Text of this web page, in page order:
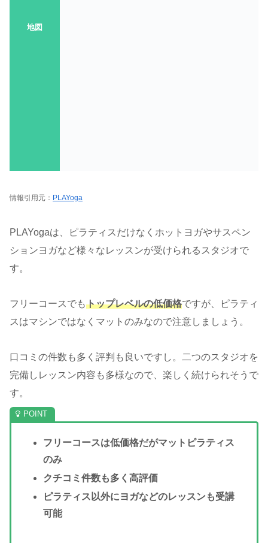
地図
情報引用元： PLAYoga
PLAYogaは、ピラティスだけなくホットヨガやサスペン
ションヨガなど様々なレッスンが受けられるスタジオで
す。
フリーコースでもトップレベルの低価格ですが、ピラティ
スはマシンではなくマットのみなので注意しましょう。
口コミの件数も多く評判も良いですし。二つのスタジオを
完備しレッスン内容も多様なので、楽しく続けられそうで
す。
フリーコースは低価格だがマットピラティス
のみ
クチコミ件数も多く高評価
ピラティス以外にヨガなどのレッスンも受講
可能